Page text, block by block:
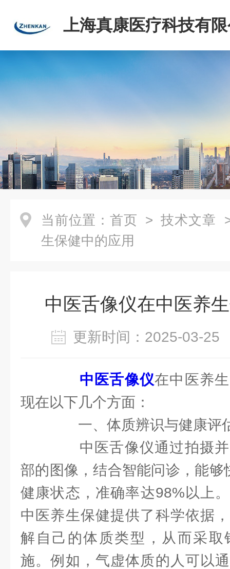
上海真康医疗科技有
当前位置： 首页 > 技术文章
生保健中的应用
中医舌像仪在中医养
更新时间：2025-03-
中医舌像仪在中医养
现在以下几个方面：
一、体质辨识与健康评
中医舌像仪通过拍摄并
部的图像，结合智能问诊，能
健康状态，准确率达98%以上
中医养生保健提供了科学依据
解自己的体质类型，从而采取
施。例如，气虚体质的人可以